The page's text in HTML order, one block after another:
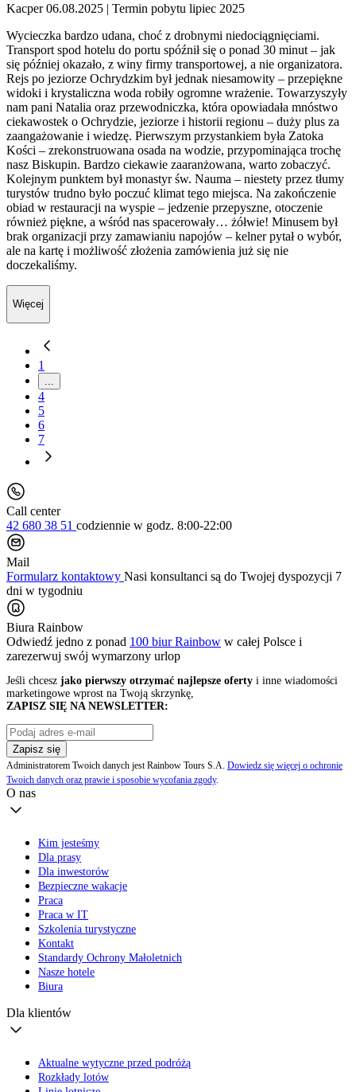
Kacper 06.08.2025 | Termin pobytu lipiec 2025
Wycieczka bardzo udana, choć z drobnymi niedociągnięciami.
Transport spod hotelu do portu spóźnił się o ponad 30 minut – jak
się później okazało, z winy firmy transportowej, a nie organizatora.
Rejs po jeziorze Ochrydzkim był jednak niesamowity – przepiękne
widoki i krystaliczna woda robiły ogromne wrażenie. Towarzyszyły
nam pani Natalia oraz przewodniczka, która opowiadała mnóstwo
ciekawostek o Ochrydzie, jeziorze i historii regionu – duży plus za
zaangażowanie i wiedzę. Pierwszym przystankiem była Zatoka
Kości – zrekonstruowana osada na wodzie, przypominająca trochę
nasz Biskupin. Bardzo ciekawie zaaranżowana, warto zobaczyć.
Kolejnym punktem był monastyr św. Nauma – niestety przez tłumy
turystów trudno było poczuć klimat tego miejsca. Na zakończenie
obiad w restauracji na wyspie – jedzenie przepyszne, otoczenie
również piękne, a wśród nas spacerowały… żółwie! Minusem był
brak organizacji przy zamawianiu napojów – kelner pytał o wybór,
ale na kartę i możliwość złożenia zamówienia już się nie
doczekaliśmy.
Więcej
1
4
5
6
7
Call center
42 680 38 51 codziennie w godz. 8:00-22:00
Mail
Formularz kontaktowy Nasi konsultanci są do Twojej dyspozycji 7
dni w tygodniu
Biura Rainbow
Odwiedź jedno z ponad 100 biur Rainbow w całej Polsce i
zarezerwuj swój wymarzony urlop
Jeśli chcesz jako pierwszy otrzymać najlepsze oferty i inne wiadomości
marketingowe wprost na Twoją skrzynkę,
ZAPISZ SIĘ NA NEWSLETTER:
Zapisz się
Administratorem Twoich danych jest Rainbow Tours S.A. Dowiedz się więcej o ochronie
Twoich danych oraz prawie i sposobie wycofania zgody.
O nas
Kim jesteśmy
Dla prasy
Dla inwestorów
Bezpieczne wakacje
Praca
Praca w IT
Szkolenia turystyczne
Kontakt
Standardy Ochrony Małoletnich
Nasze hotele
Biura
Dla klientów
Aktualne wytyczne przed podróżą
Rozkłady lotów